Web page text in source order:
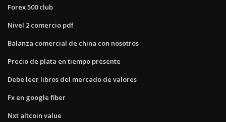
Forex 500 club
Nivel 2 comercio pdf
Balanza comercial de china con nosotros
Precio de plata en tiempo presente
Debe leer libros del mercado de valores
Fx en google fiber
Nxt altcoin value